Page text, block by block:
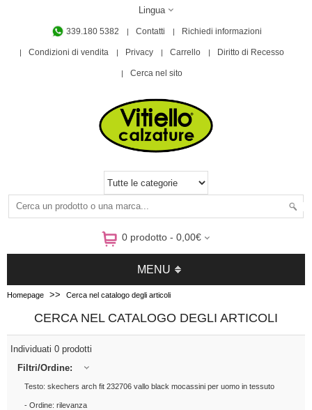
Lingua
339.180 5382 Contatti Richiedi informazioni
Condizioni di vendita Privacy Carrello Diritto di Recesso
Cerca nel sito
0 prodotto - 0,00€
MENU
Homepage >> Cerca nel catalogo degli articoli
CERCA NEL CATALOGO DEGLI ARTICOLI
Individuati 0 prodotti
Filtri/Ordine:
Testo: skechers arch fit 232706 vallo black mocassini per uomo in tessuto
- Ordine: rilevanza